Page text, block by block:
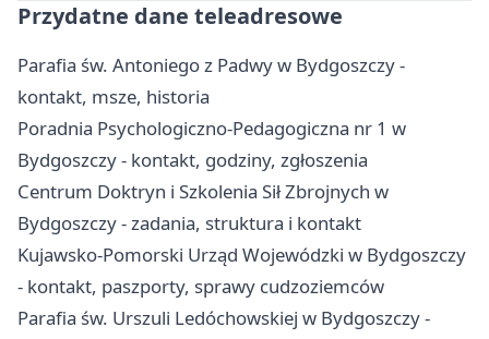
Przydatne dane teleadresowe
Parafia św. Antoniego z Padwy w Bydgoszczy -
kontakt, msze, historia
Poradnia Psychologiczno-Pedagogiczna nr 1 w
Bydgoszczy - kontakt, godziny, zgłoszenia
Centrum Doktryn i Szkolenia Sił Zbrojnych w
Bydgoszczy - zadania, struktura i kontakt
Kujawsko-Pomorski Urząd Wojewódzki w Bydgoszczy
- kontakt, paszporty, sprawy cudzoziemców
Parafia św. Urszuli Ledóchowskiej w Bydgoszczy -